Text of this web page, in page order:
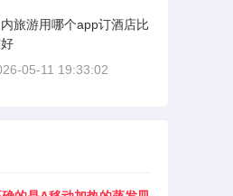
内旅游用哪个app订酒店比
05-11 19:33:02